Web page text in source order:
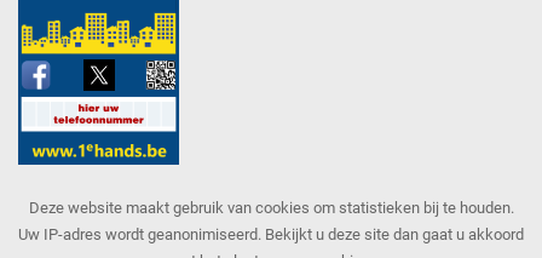
Deze website maakt gebruik van cookies om statistieken bij te houden.
Uw IP-adres wordt geanonimiseerd. Bekijkt u deze site dan gaat u akkoord